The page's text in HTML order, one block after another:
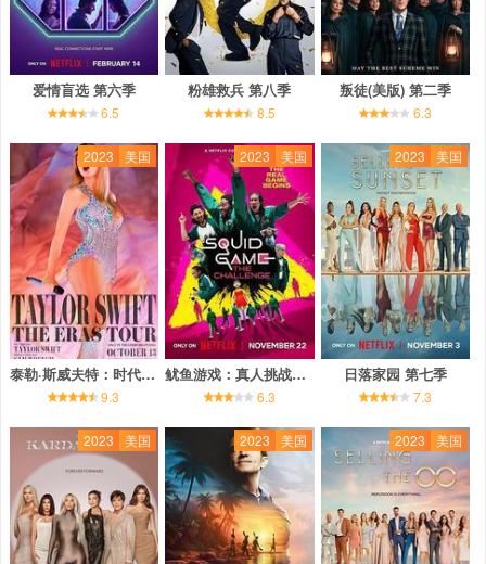
爱情盲选 第六季
6.5
粉雄救兵 第八季
8.5
叛徒(美版) 第二季
6.3
2023 美国
泰勒·斯威夫特：时代巡回演唱会
9.3
2023 美国
鱿鱼游戏：真人挑战赛 第一季
6.3
2023 美国
日落家园 第七季
7.3
2023 美国 2023 美国 2023 美国